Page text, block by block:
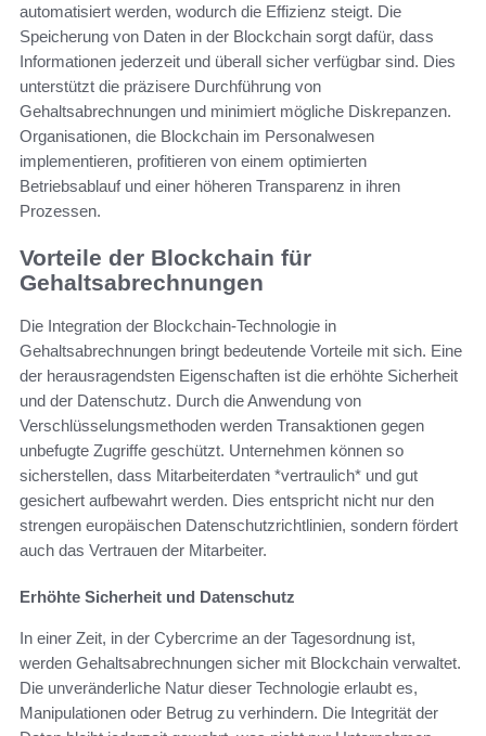
automatisiert werden, wodurch die Effizienz steigt. Die
Speicherung von Daten in der Blockchain sorgt dafür, dass
Informationen jederzeit und überall sicher verfügbar sind. Dies
unterstützt die präzisere Durchführung von
Gehaltsabrechnungen und minimiert mögliche Diskrepanzen.
Organisationen, die Blockchain im Personalwesen
implementieren, profitieren von einem optimierten
Betriebsablauf und einer höheren Transparenz in ihren
Prozessen.
Vorteile der Blockchain für
Gehaltsabrechnungen
Die Integration der Blockchain-Technologie in
Gehaltsabrechnungen bringt bedeutende Vorteile mit sich. Eine
der herausragendsten Eigenschaften ist die erhöhte Sicherheit
und der Datenschutz. Durch die Anwendung von
Verschlüsselungsmethoden werden Transaktionen gegen
unbefugte Zugriffe geschützt. Unternehmen können so
sicherstellen, dass Mitarbeiterdaten *vertraulich* und gut
gesichert aufbewahrt werden. Dies entspricht nicht nur den
strengen europäischen Datenschutzrichtlinien, sondern fördert
auch das Vertrauen der Mitarbeiter.
Erhöhte Sicherheit und Datenschutz
In einer Zeit, in der Cybercrime an der Tagesordnung ist,
werden Gehaltsabrechnungen sicher mit Blockchain verwaltet.
Die unveränderliche Natur dieser Technologie erlaubt es,
Manipulationen oder Betrug zu verhindern. Die Integrität der